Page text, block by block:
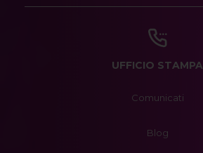
UFFICIO STAMPA
Comunicati
Blog